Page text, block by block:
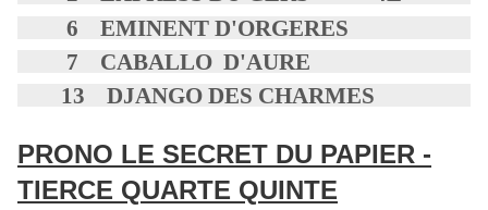
6 EMINENT D'ORGERES
7 CABALLO D'AURE
13 DJANGO DES CHARMES
PRONO LE SECRET DU PAPIER -
TIERCE QUARTE QUINTE